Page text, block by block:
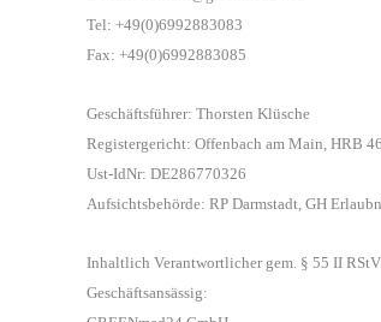
Tel: +49(0)6992883083
Fax: +49(0)6992883085
Geschäftsführer: Thorsten Klüsche
Registergericht: Offenbach am Main, HRB
Ust-IdNr: DE286770326
Aufsichtsbehörde: RP Darmstadt, GH
Inhaltlich Verantwortlicher gem. § 55 II
Geschäftsansässig: